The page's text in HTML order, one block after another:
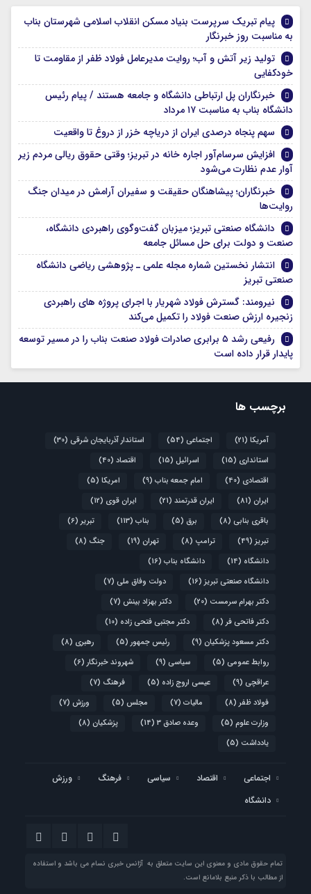
پیام تبریک سرپرست بنیاد مسکن انقلاب اسلامی شهرستان بناب
به مناسبت روز خبرنگار
تولید زیر آتش و آب؛ روایت مدیرعامل فولاد ظفر از مقاومت تا
خودکفایی
خبرنگاران پل ارتباطی دانشگاه و جامعه هستند / پیام رئیس
دانشگاه بناب به مناسبت ۱۷ مرداد
سهم پنجاه درصدی ایران از دریاچه خزر از دروغ تا واقعیت
افزایش سرسام‌آور اجاره خانه در تبریز؛ وقتی حقوق ریالی مردم زیر
آوار عدم نظارت می‌شود
خبرنگاران؛ پیشاهنگان حقیقت و سفیران آرامش در میدان جنگ
روایت‌ها
دانشگاه صنعتی تبریز؛ میزبان گفت‌وگوی راهبردی دانشگاه،
صنعت و دولت برای حل مسائل جامعه
انتشار نخستین شماره مجله علمی ـ پژوهشی ریاضی دانشگاه
صنعتی تبریز
نیرومند: گسترش فولاد شهریار با اجرای پروژه های راهبردی
زنجیره ارزش صنعت فولاد را تکمیل می‌کند
رفیعی رشد ۵ برابری صادرات فولاد صنعت بناب را در مسیر توسعه
پایدار قرار داده است
برچسب ها
آمریکا (21) اجتماعی (54) استاندار آذربایجان شرقی (30)
استانداری (15) اسرائیل (15) اقتصاد (40)
اقتصادی (40) امام جمعه بناب (9) امریکا (5)
ایران (81) ایران قدرتمند (21) ایران قوی (12)
باقری بنابی (8) برق (5) بناب (113) تبریر(6)
تبریز(49) ترامپ (8) تهران (19) جنگ (8)
دانشگاه (14) دانشگاه بناب (16)
دانشگاه صنعتی تبریز(16) دولت وفاق ملی (7)
دکتر بهرام سرمست (20) دکتر بهزاد بینش (7)
دکتر فاتحی فر(8) دکتر مجتبی فتحی زاده (10)
دکتر مسعود پزشکیان (9) رئیس جمهور(5) رهبری (8)
روابط عمومی (5) سیاسی (9) شهروند خبرنگار(6)
عراقچی (9) عیسی اروج زاده (5) فرهنگ (7)
فولاد ظفر(8) مالیات (7) مجلس (5) ورزش (7)
وزارت علوم (5) وعده صادق 3 (14) پزشکیان (8)
یادداشت (5)
اجتماعی اقتصاد سیاسی فرهنگ
ورزش
دانشگاه
تمام حقوق مادی و معنوی این سایت متعلق به آژانس خبری نسام می باشد و استفاده
از مطالب با ذکر منبع بلامانع است.